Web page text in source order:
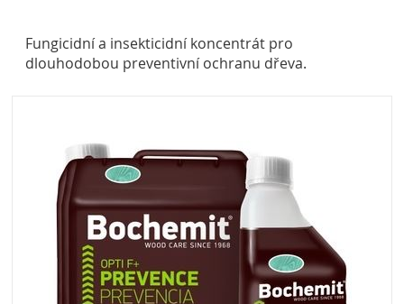
Fungicidní a insekticidní koncentrát pro
dlouhodobou preventivní ochranu dřeva.